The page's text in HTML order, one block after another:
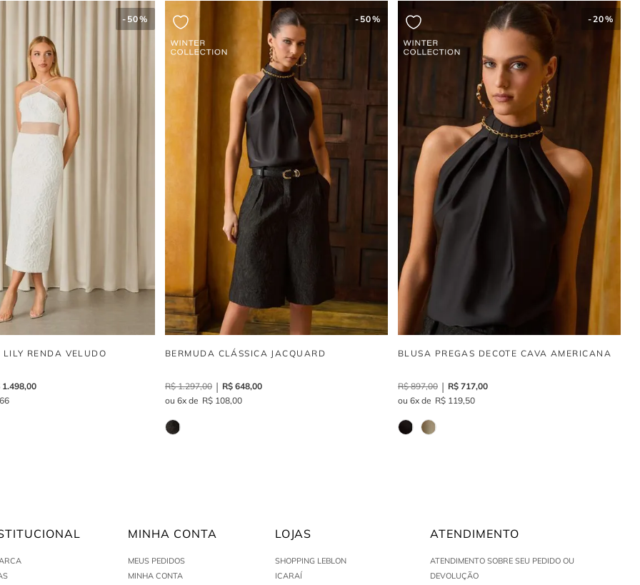
- 50%
RENDA VELUDO
1.498,00
66
- 50%
BERMUDA CLÁSSICA JACQUARD
R$ 1.297,00 R$ 648,00
6
R$ 108,00
-20%
BLUSA PREGAS DECOTE CAVA AMERICANA
R$ 897,00 R$ 717,00
6
R$ 119,50
MINHA CONTA
MEUS PEDIDOS
MINHA CONTA
LOJAS
SHOPPING LEBLON
ICARAÍ
ATENDIMENTO
ATENDIMENTO SOBRE SEU PEDIDO OU
DEVOLUÇÃO